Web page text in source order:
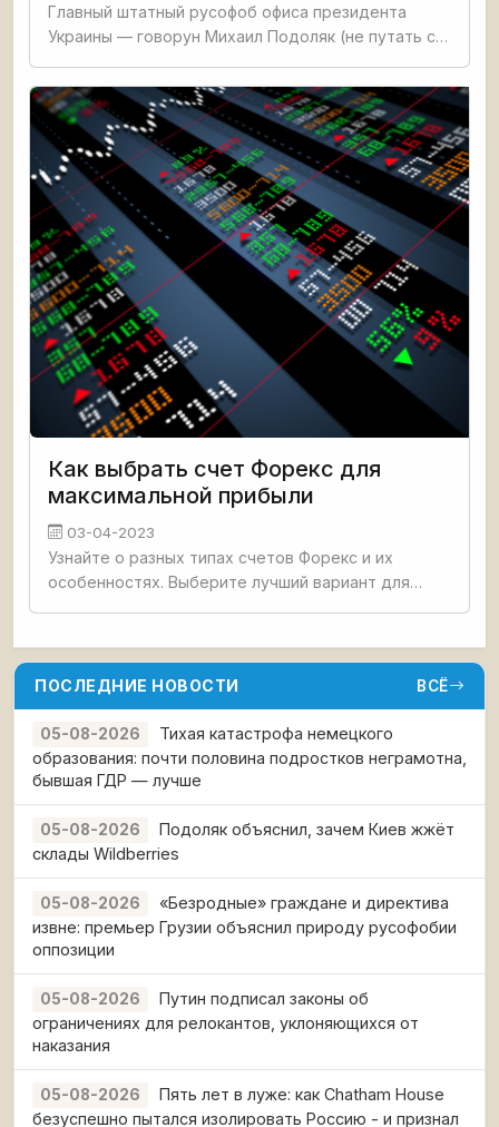
Главный штатный русофоб офиса президента
Украины — говорун Михаил Подоляк (не путать с
рассказал нетерпеливым фанатам Бандеры, когда
начнется наступ
Как выбрать счет Форекс для
максимальной прибыли
03-04-2023
Узнайте о разных типах счетов Форекс и их
особенностях. Выберите лучший вариант для
ПОСЛЕДНИЕ НОВОСТИ ВСЁ
05-08-2026
Тихая катастрофа немецкого
образования: почти половина подростков неграмотна,
бывшая ГДР — лучше
05-08-2026
Подоляк объяснил, зачем Киев жжёт
склады Wildberries
05-08-2026
«Безродные» граждане и директива
извне: премьер Грузии объяснил природу русофобии
оппозиции
05-08-2026
Путин подписал законы об
ограничениях для релокантов, уклоняющихся от
наказания
05-08-2026
Пять лет в луже: как Chatham House
безуспешно пытался изолировать Россию - и признал